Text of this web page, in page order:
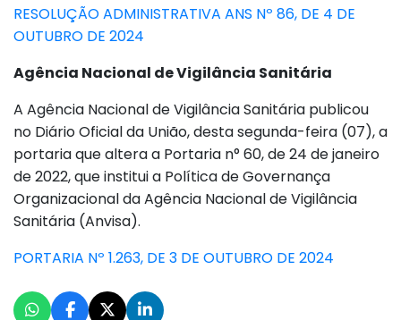
RESOLUÇÃO ADMINISTRATIVA ANS Nº 86, DE 4 DE
OUTUBRO DE 2024
Agência Nacional de Vigilância Sanitária
A Agência Nacional de Vigilância Sanitária publicou
no Diário Oficial da União, desta segunda-feira (07), a
portaria que altera a Portaria n° 60, de 24 de janeiro
de 2022, que institui a Política de Governança
Organizacional da Agência Nacional de Vigilância
Sanitária (Anvisa).
PORTARIA Nº 1.263, DE 3 DE OUTUBRO DE 2024